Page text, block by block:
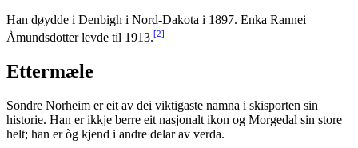
Han døydde i Denbigh i Nord-Dakota i 1897. Enka Rannei
Åmundsdotter levde til 1913.[2]
Ettermæle
Sondre Norheim er eit av dei viktigaste namna i skisporten sin
historie. Han er ikkje berre eit nasjonalt ikon og Morgedal sin store
helt; han er òg kjend i andre delar av verda.